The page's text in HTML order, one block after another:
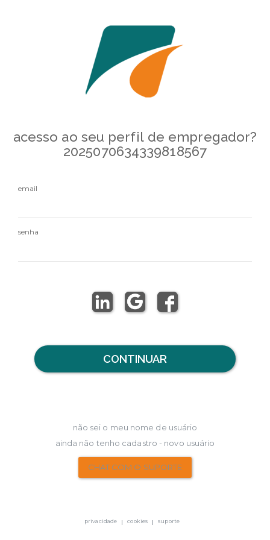
acesso ao seu perfil de empregador?
2025070634339818567
email
senha
CONTINUAR
não sei o meu nome de usuário
ainda não tenho cadastro - novo usuário
CHAT COM O SUPORTE
privacidade cookies suporte